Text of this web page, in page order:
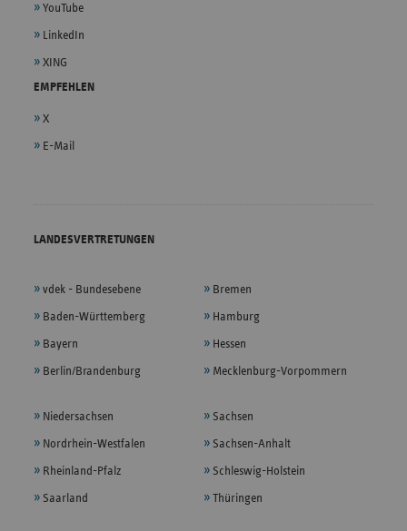
YouTube
LinkedIn
XING
EMPFEHLEN
X
E-Mail
LANDESVERTRETUNGEN
vdek - Bundesebene
Baden-Württemberg
Bayern
Berlin/Brandenburg
Bremen
Hamburg
Hessen
Mecklenburg-Vorpommern
Niedersachsen
Nordrhein-Westfalen
Rheinland-Pfalz
Saarland
Sachsen
Sachsen-Anhalt
Schleswig-Holstein
Thüringen